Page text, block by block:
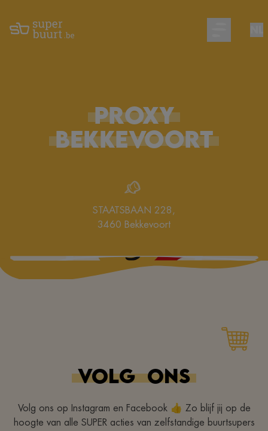
Open main
PROXY
BEKKEVOORT
STAATSBAAN 228,
3460 Bekkevoort
VOLG ONS
Volg ons op Instagram en Facebook 👍 Zo blijf jij op de
hoogte van alle SUPER acties van zelfstandige buurtsupers